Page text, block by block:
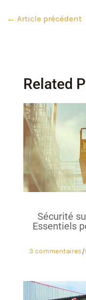
← Article précédent
Related
Sécurité
Essentiels
3 commentaires/